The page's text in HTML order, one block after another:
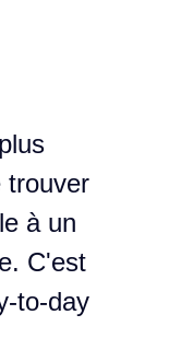
trouver
à un
C'est
to-day